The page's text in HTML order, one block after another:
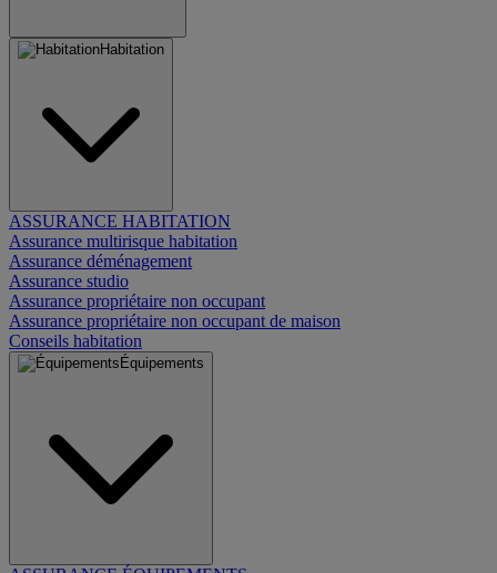
Habitation
ASSURANCE HABITATION
Assurance multirisque habitation
Assurance déménagement
Assurance studio
Assurance propriétaire non occupant
Assurance propriétaire non occupant de maison
Conseils habitation
Équipements